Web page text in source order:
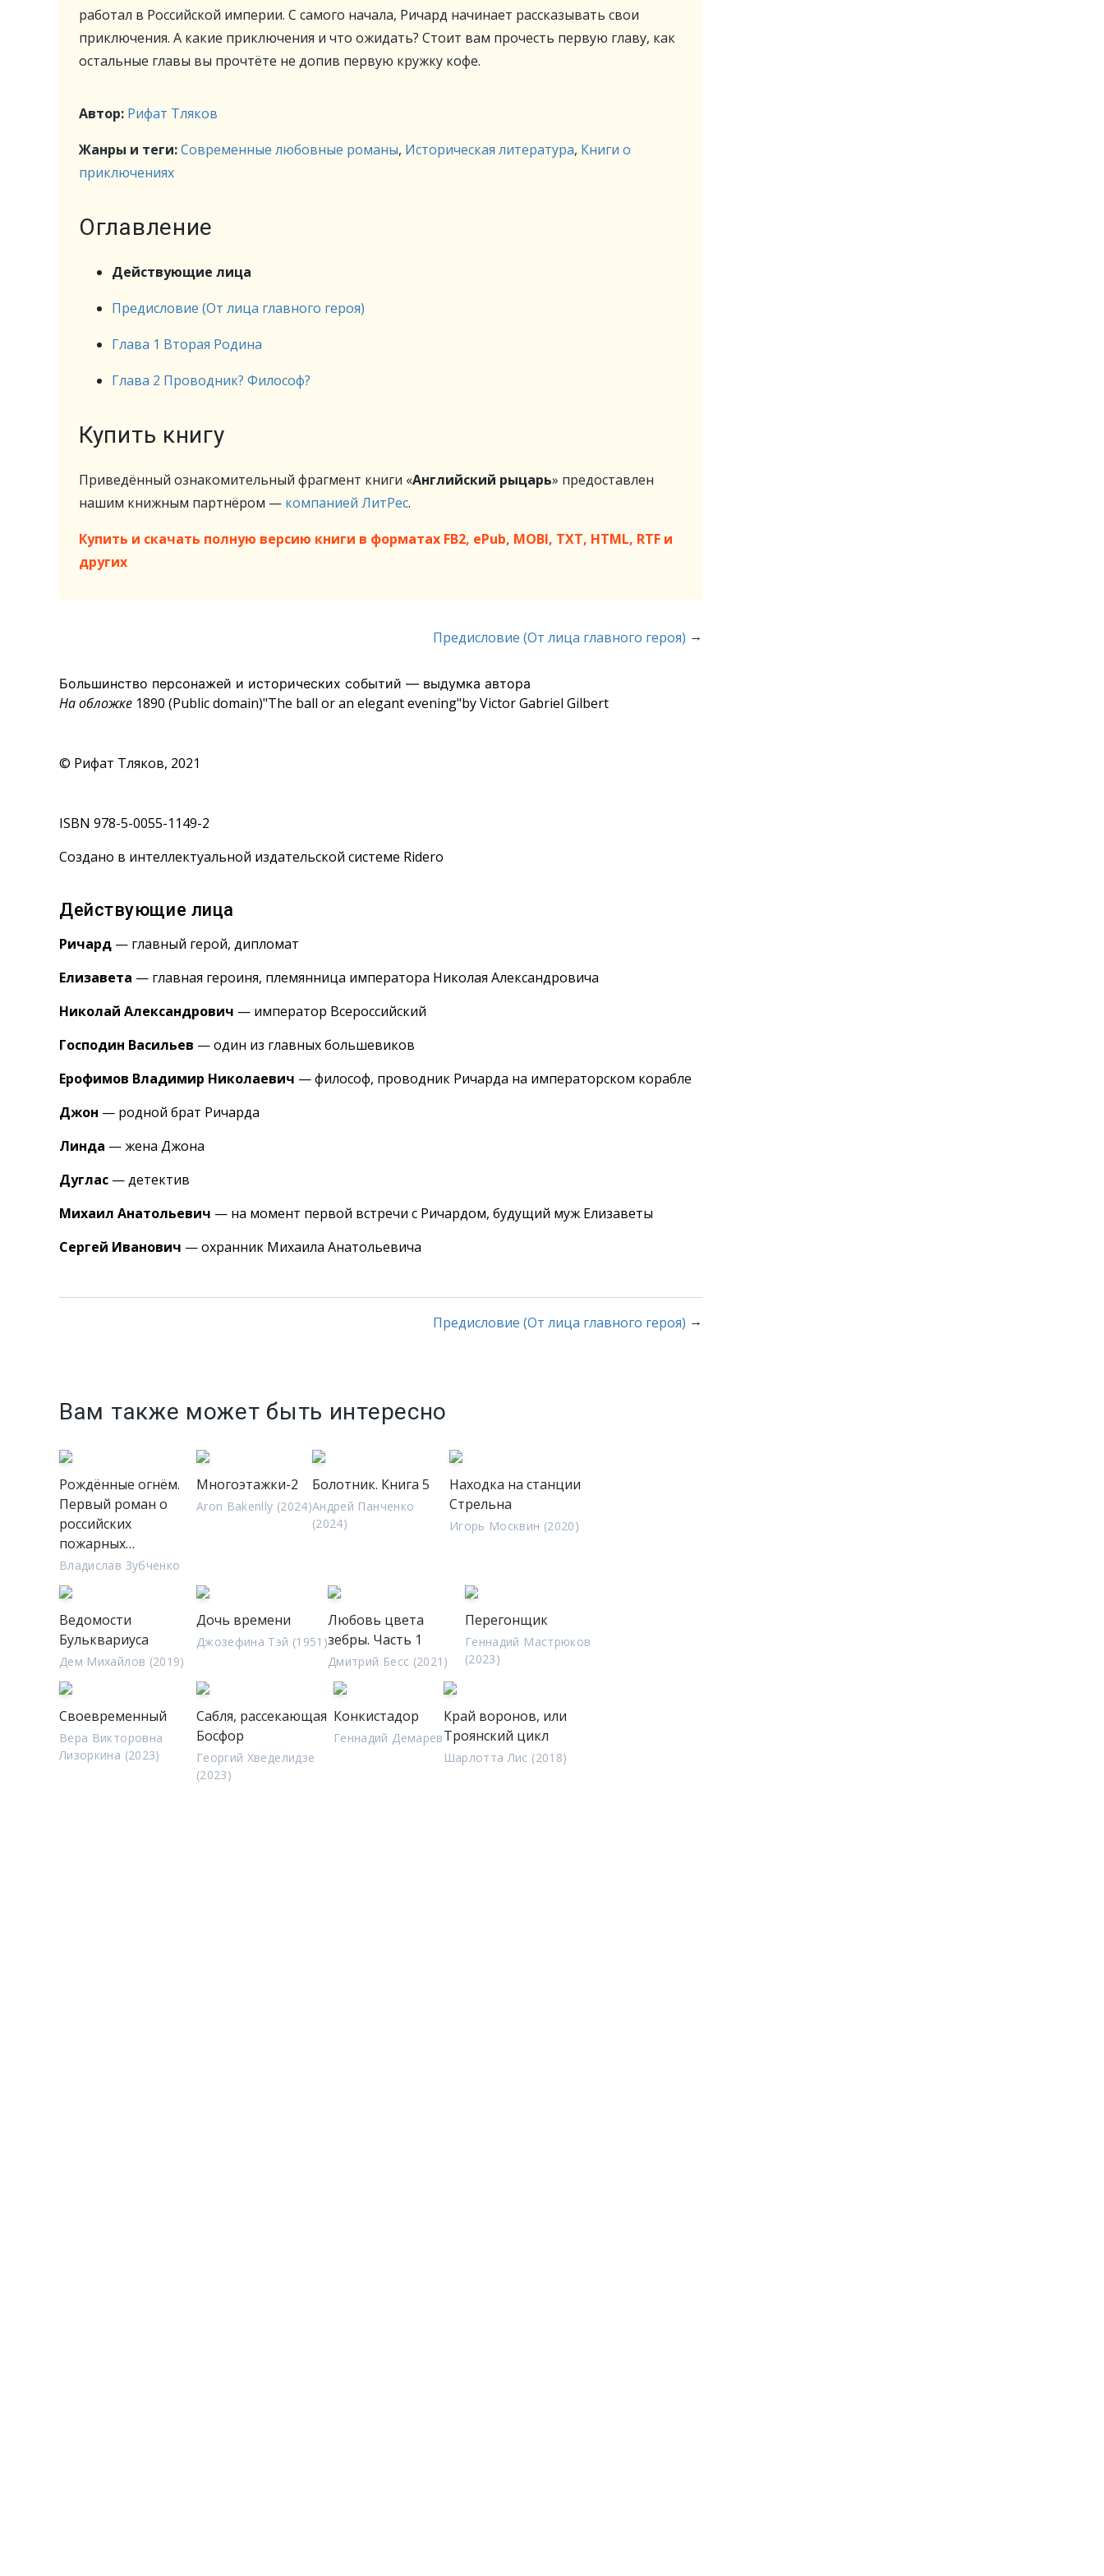
работал в Российской империи. С самого начала, Ричард начинает рассказывать свои
приключения. А какие приключения и что ожидать? Стоит вам прочесть первую главу, как
остальные главы вы прочтёте не допив первую кружку кофе.
Автор: Рифат Тляков
Жанры и теги:Современные любовные романы, Историческая литература, Книги о
приключениях
Оглавление
Действующие лица
Предисловие (От лица главного героя)
Глава 1 Вторая Родина
Глава 2 Проводник? Философ?
Купить книгу
Приведённый ознакомительный фрагмент книги «Английский рыцарь» предоставлен
нашим книжным партнёром — компанией ЛитРес.
Купить и скачать полную версию книги в форматах FB2, ePub, MOBI, TXT, HTML, RTF и
других
Предисловие (От лица главного героя) →
Большинство персонажей и исторических событий — выдумка автора
На обложке 1890 (Public domain)"The ball or an elegant evening"by Victor Gabriel Gilbert
© Рифат Тляков, 2021
ISBN 978-5-0055-1149-2
Создано в интеллектуальной издательской системе Ridero
Действующие лица
Ричард — главный герой, дипломат
Елизавета — главная героиня, племянница императора Николая Александровича
Николай Александрович — император Всероссийский
Господин Васильев — один из главных большевиков
Ерофимов Владимир Николаевич — философ, проводник Ричарда на императорском корабле
Джон — родной брат Ричарда
Линда — жена Джона
Дуглас — детектив
Михаил Анатольевич — на момент первой встречи с Ричардом, будущий муж Елизаветы
Сергей Иванович — охранник Михаила Анатольевича
Предисловие (От лица главного героя) →
Вам также может быть интересно
Рождённые огнём.
Первый роман о
российских
пожарных…
Владислав Зубченко
Многоэтажки-2
Aron Bakenlly (2024)
Болотник. Книга 5
Андрей Панченко
(2024)
Находка на станции
Стрельна
Игорь Москвин (2020)
Ведомости
Бульквариуса
Дем Михайлов (2019)
Дочь времени
Джозефина Тэй (1951)
Любовь цвета
зебры. Часть 1
Дмитрий Бесс (2021)
Перегонщик
Геннадий Мастрюков
(2023)
Своевременный
Вера Викторовна
Лизоркина (2023)
Сабля, рассекающая
Босфор
Георгий Хведелидзе
(2023)
Конкистадор
Геннадий Демарев
Край воронов, или
Троянский цикл
Шарлотта Лис (2018)